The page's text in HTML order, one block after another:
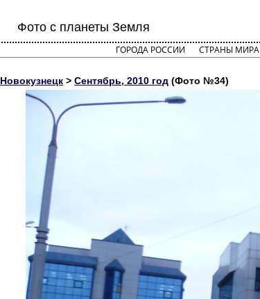
Фото с планеты Земля
ГОРОДА РОССИИ СТРАНЫ МИРА
Новокузнецк > Сентябрь, 2010 год (Фото №34)